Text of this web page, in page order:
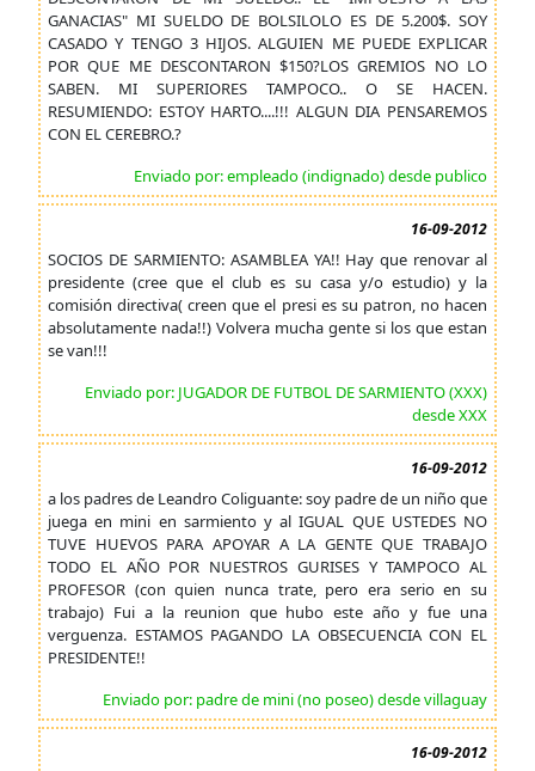
GANACIAS" MI SUELDO DE BOLSILOLO ES DE 5.200$. SOY
CASADO Y TENGO 3 HIJOS. ALGUIEN ME PUEDE EXPLICAR
POR QUE ME DESCONTARON $150?LOS GREMIOS NO LO
SABEN. MI SUPERIORES TAMPOCO.. O SE HACEN.
RESUMIENDO: ESTOY HARTO....!!! ALGUN DIA PENSAREMOS
CON EL CEREBRO.?
Enviado por: empleado (indignado) desde publico
16-09-2012
SOCIOS DE SARMIENTO: ASAMBLEA YA!! Hay que renovar al
presidente (cree que el club es su casa y/o estudio) y la
comisión directiva( creen que el presi es su patron, no hacen
absolutamente nada!!) Volvera mucha gente si los que estan
se van!!!
Enviado por: JUGADOR DE FUTBOL DE SARMIENTO (XXX)
desde XXX
16-09-2012
a los padres de Leandro Coliguante: soy padre de un niño que
juega en mini en sarmiento y al IGUAL QUE USTEDES NO
TUVE HUEVOS PARA APOYAR A LA GENTE QUE TRABAJO
TODO EL AÑO POR NUESTROS GURISES Y TAMPOCO AL
PROFESOR (con quien nunca trate, pero era serio en su
trabajo) Fui a la reunion que hubo este año y fue una
verguenza. ESTAMOS PAGANDO LA OBSECUENCIA CON EL
PRESIDENTE!!
Enviado por: padre de mini (no poseo) desde villaguay
16-09-2012